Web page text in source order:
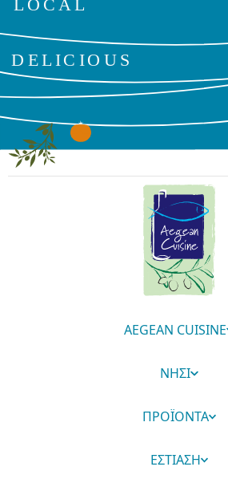
AEGEAN CUISINE
ΝΗΣΙ
ΠΡΟΪΟΝΤΑ
ΕΣΤΙΑΣΗ